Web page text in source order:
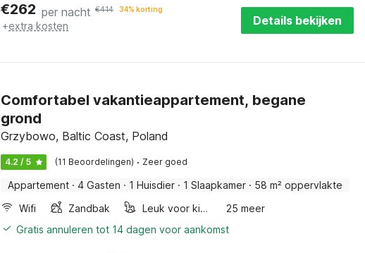
€262 per nacht €414 34% korting
+extra kosten Details bekijken
Comfortabel vakantieappartement, begane
grond
Grzybowo, Baltic Coast, Poland
4.2 / 5 (11 Beoordelingen) · Zeer goed
Appartement · 4 Gasten · 1 Huisdier · 1 Slaapkamer · 58 m² oppervlakte
Wifi
Zandbak Leuk voor kinderen
25 meer
Gratis annuleren tot 14 dagen voor aankomst